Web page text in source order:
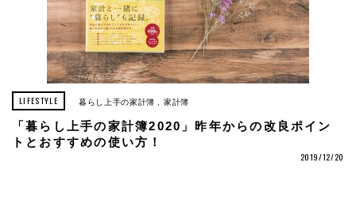
LIFESTYLE 暮らし上手の家計簿 家計簿
「暮らし上手の家計簿2020」昨年からの改良ポイン
トとおすすめの使い方！
2019/12/20